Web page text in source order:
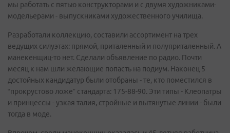
мы работать с пятью конструкторами и с двумя художниками-
модельерами - выпускниками художественного училища.
Разработали коллекцию, составили ассортимент на трех
ведущих силуэтах: прямой, приталенный и полуприталенный. А
манекенщиц-то нет. Сделали объявление по радио. Почти
месяц к нам шли желающие попасть на подиум. Наконец 5
достойных кандидатур были отобраны - те, кто поместился в
“прокрустово ложе” стандарта: 175-88-90. Эти типы - Клеопатры
и принцессы - узкая талия, стройные и вытянутые линии - были
тогда в моде.